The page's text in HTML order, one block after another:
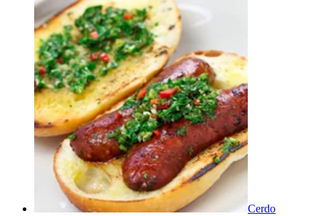
Cerdo